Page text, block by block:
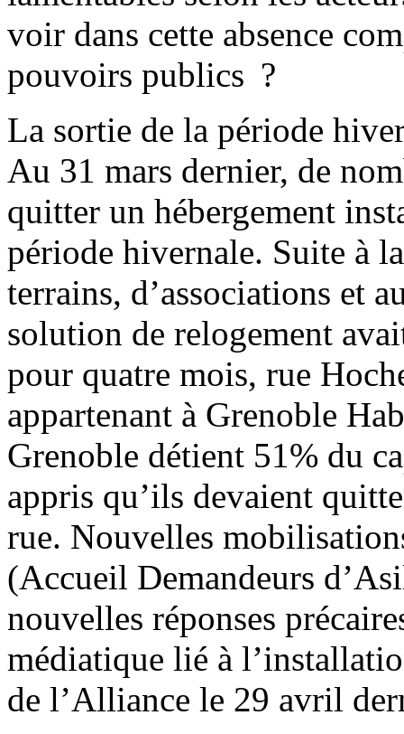
voir dans cette absence
pouvoirs publics ?
La sortie de la période
Au 31 mars dernier, de
quitter un hébergement
période hivernale. Suite à
terrains, d’associations et
solution de relogement
pour quatre mois, rue
appartenant à Grenoble
Grenoble détient 51% du
appris qu’ils devaient
rue. Nouvelles
(Accueil Demandeurs
nouvelles réponses
médiatique lié à
de l’Alliance le 29 avril